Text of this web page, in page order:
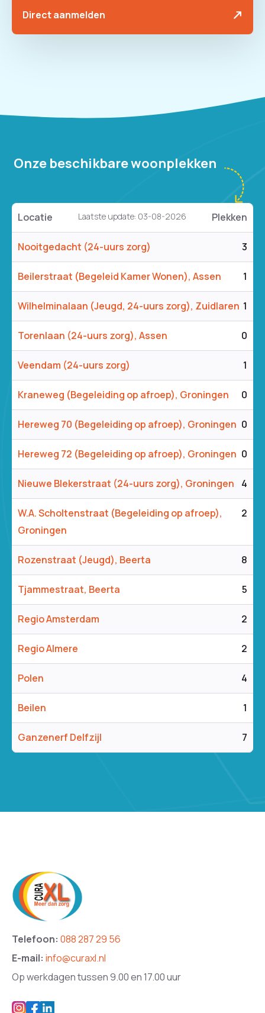
Direct aanmelden
Onze beschikbare woonplekken
Locatie Laatste update: 03-08-2026 Plekken
Nooitgedacht (24-uurs zorg) 3
Beilerstraat (Begeleid Kamer Wonen), Assen 1
Wilhelminalaan (Jeugd, 24-uurs zorg), Zuidlaren 1
Torenlaan (24-uurs zorg), Assen 0
Veendam (24-uurs zorg) 1
Kraneweg (Begeleiding op afroep), Groningen 0
Hereweg 70 (Begeleiding op afroep), Groningen 0
Hereweg 72 (Begeleiding op afroep), Groningen 0
Nieuwe Blekerstraat (24-uurs zorg), Groningen 4
W.A. Scholtenstraat (Begeleiding op afroep),
Groningen
2
Rozenstraat (Jeugd), Beerta 8
Tjammestraat, Beerta 5
Regio Amsterdam 2
Regio Almere 2
Polen 4
Beilen 1
Ganzenerf Delfzijl 7
Telefoon: 088 287 29 56
E-mail: info@curaxl.nl
Op werkdagen tussen 9.00 en 17.00 uur